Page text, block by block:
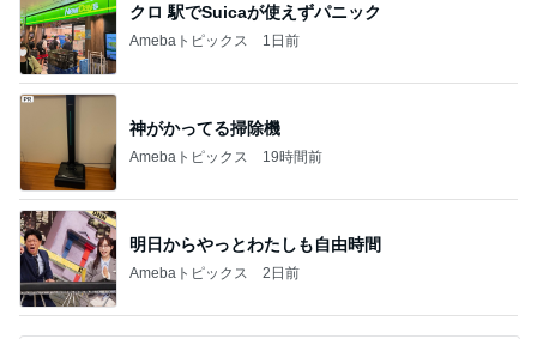
クロ 駅でSuicaが使えずパニック
Amebaトピックス 1日前
神がかってる掃除機
Amebaトピックス 19時間前
明日からやっとわたしも自由時間
Amebaトピックス 2日前